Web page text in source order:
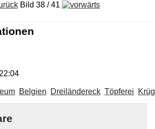
Bild 38 / 41
Belgien Dreiländereck Töpferei